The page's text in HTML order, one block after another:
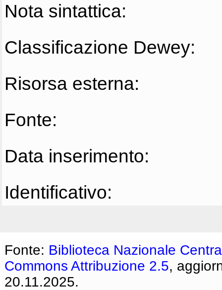
Nota sintattica:
Classificazione Dewey:
Risorsa esterna:
Fonte:
Data inserimento:
Identificativo:
Fonte: Biblioteca Nazionale
Commons Attribuzione 2.5,
20.11.2025.